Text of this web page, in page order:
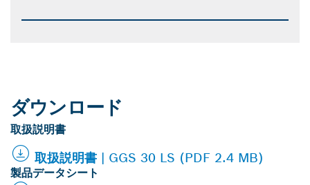
ダウンロード
取扱説明書
取扱説明書 | GGS 30 LS (PDF 2.4 MB)
製品データシート